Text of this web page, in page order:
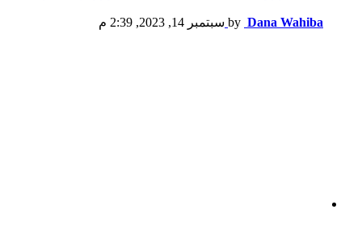
by Dana Wahiba سبتمبر 14, 2023, 2:39 م